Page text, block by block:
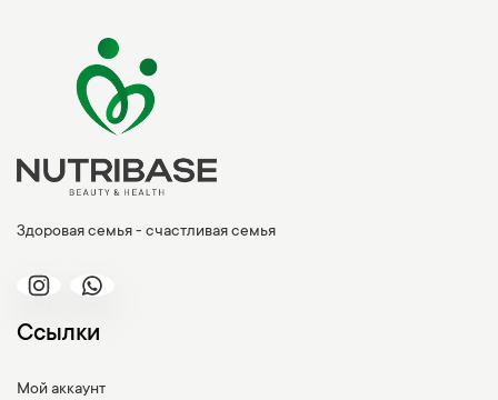
Здоровая семья - счастливая семья
Ссылки
Мой аккаунт